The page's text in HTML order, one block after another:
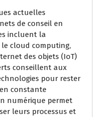
actuelles
de conseil en
incluent la
cloud computing,
des objets (IoT)
conseillent aux
pour rester
constante
numérique permet
leurs processus et